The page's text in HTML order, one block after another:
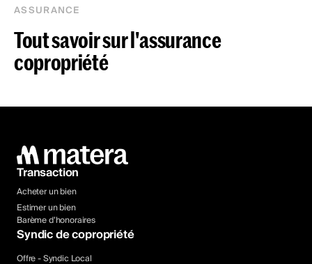
ASSURANCE
Tout savoir sur l'assurance
copropriété
Transaction
Acheter un bien
Estimer un bien
Barème d’honoraires
Syndic de copropriété
Offre - Syndic Local